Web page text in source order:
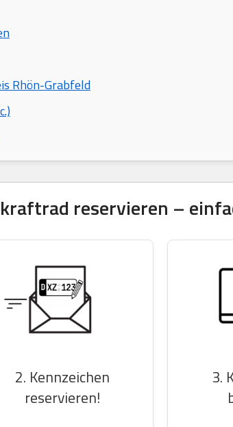
Rhön-Grabfeld
reservieren –
2. Kennzeichen
reservieren!
3.